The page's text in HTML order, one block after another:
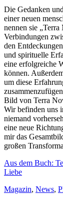
Die Gedanken
einer neuen
nennen sie
Verbindungen
den
und spirituelle
eine erfolgreiche
können.
um diese
Bild von Terra
Wir befinden uns
niemand
eine neue
mir das
großen
Aus dem Buch:
Liebe
Magazin, News,